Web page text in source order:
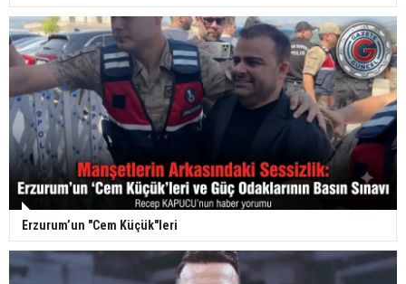
Erzurum’un "Cem Küçük"leri